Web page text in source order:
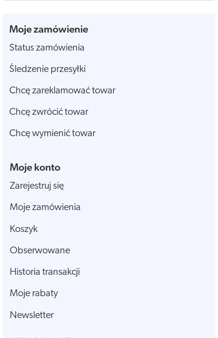
Moje zamówienie
Status zamówienia
Śledzenie przesyłki
Chcę zareklamować towar
Chcę zwrócić towar
Chcę wymienić towar
Moje konto
Zarejestruj się
Moje zamówienia
Koszyk
Obserwowane
Historia transakcji
Moje rabaty
Newsletter